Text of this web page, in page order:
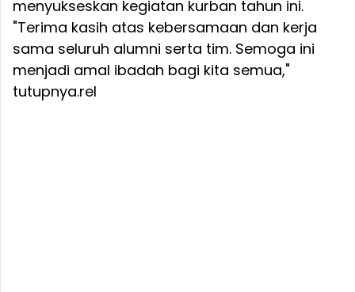
menyukseskan kegiatan kurban tahun ini.
"Terima kasih atas kebersamaan dan kerja
sama seluruh alumni serta tim. Semoga ini
menjadi amal ibadah bagi kita semua,"
tutupnya.rel